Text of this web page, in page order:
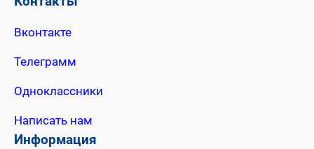
Вконтакте
Телеграмм
Одноклассники
Написать нам
Информация